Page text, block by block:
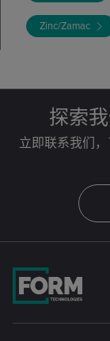
Zinc/Zamac
探索
立即联系我们